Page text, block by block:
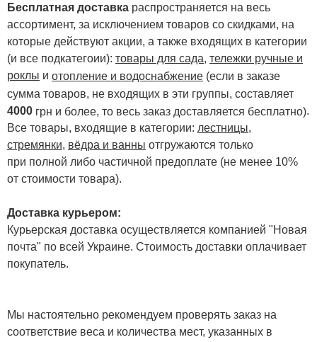
Бесплатная доставка распространяется на весь
ассортимент, за исключением товаров со скидками, на
которые действуют акции, а также входящих в категории
(и все подкатегоии): товары для сада, тележки ручные и
роклы и отопление и водоснабжение (если в заказе
сумма товаров, не входящих в эти группы, составляет
4000 грн и более, то весь заказ доставляется бесплатно).
Все товары, входящие в категории: лестницы,
стремянки, вёдра и ванны отгружаются только
при полной либо частичной предоплате (не менее 10%
от стоимости товара).
Доставка курьером:
Курьерская доставка осуществляется компанией "Новая
почта" по всей Украине. Стоимость доставки оплачивает
покупатель.
Мы настоятельно рекомендуем проверять заказ на
соответствие веса и количества мест, указанных в